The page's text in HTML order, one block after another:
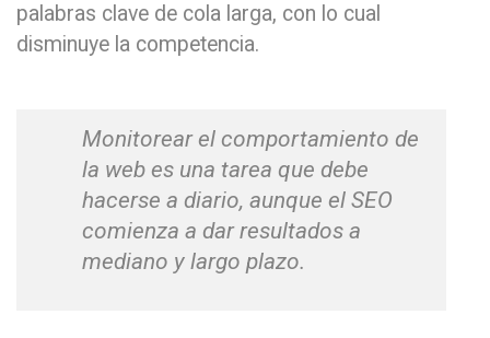
palabras clave de cola larga, con lo cual
disminuye la competencia.
Monitorear el comportamiento de
la web es una tarea que debe
hacerse a diario, aunque el SEO
comienza a dar resultados a
mediano y largo plazo.